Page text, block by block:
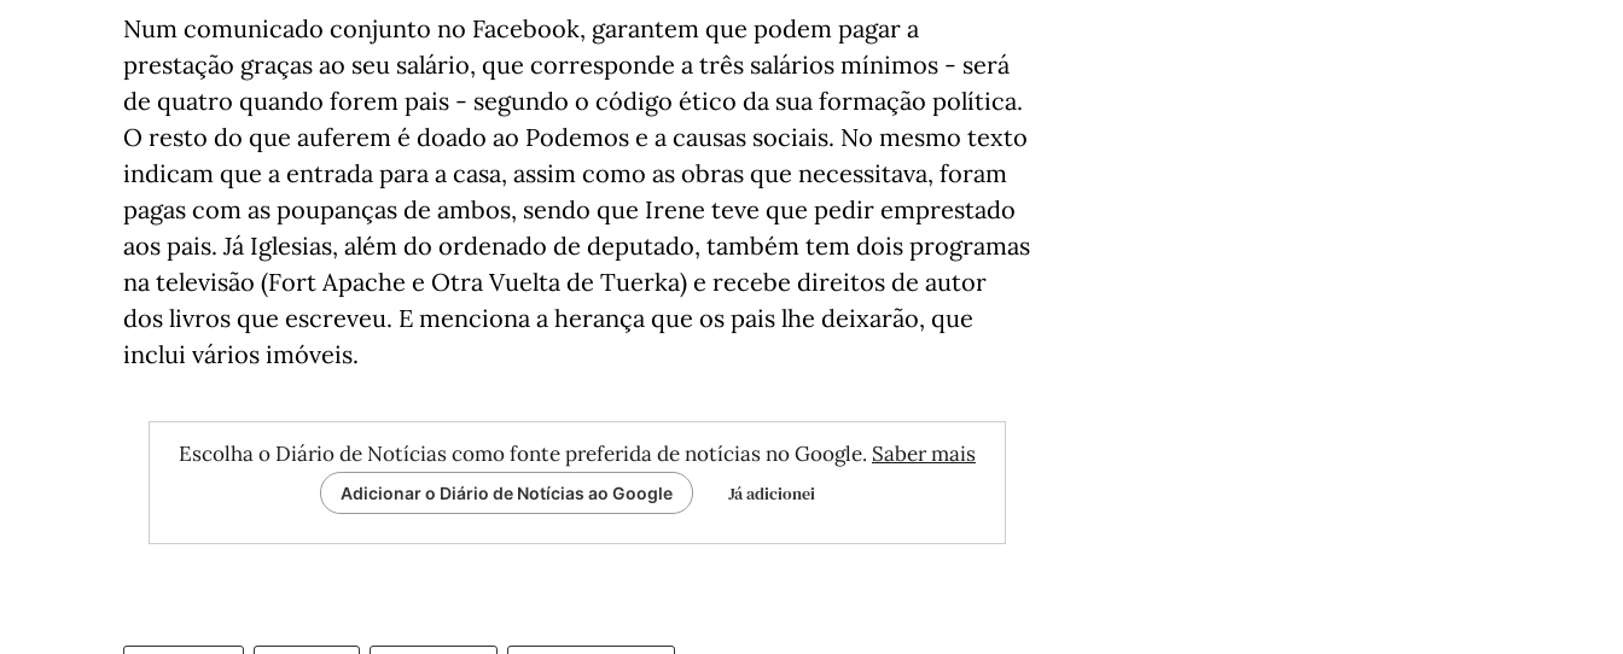
Num comunicado conjunto no Facebook, garantem que podem pagar a
prestação graças ao seu salário, que corresponde a três salários mínimos - será
de quatro quando forem pais - segundo o código ético da sua formação política.
O resto do que auferem é doado ao Podemos e a causas sociais. No mesmo texto
indicam que a entrada para a casa, assim como as obras que necessitava, foram
pagas com as poupanças de ambos, sendo que Irene teve que pedir emprestado
aos pais. Já Iglesias, além do ordenado de deputado, também tem dois programas
na televisão (Fort Apache e Otra Vuelta de Tuerka) e recebe direitos de autor
dos livros que escreveu. E menciona a herança que os pais lhe deixarão, que
inclui vários imóveis.
Escolha o Diário de Notícias como fonte preferida de notícias no Google. Saber mais
Adicionar o Diário de Notícias ao Google Já adicionei